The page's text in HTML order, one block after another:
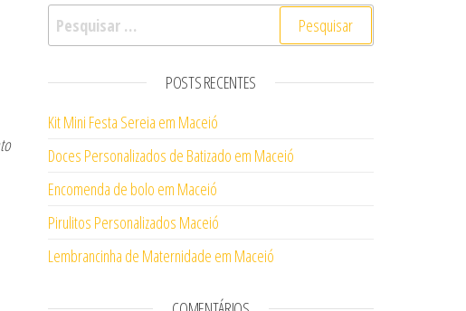
Pesquisar por:
POSTS RECENTES
Kit Mini Festa Sereia em Maceió
Doces Personalizados de Batizado em Maceió
Encomenda de bolo em Maceió
Pirulitos Personalizados Maceió
Lembrancinha de Maternidade em Maceió